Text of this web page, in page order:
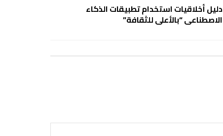
دليل أخلاقيات استخدام تطبيقات الذكاء
الاصطناعى “بالأعلى للثقافة”